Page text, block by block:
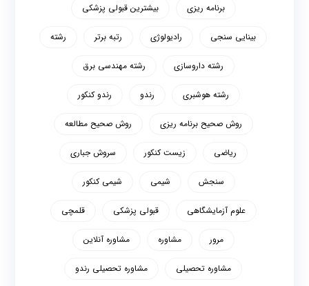
برنامه ریزی بیشترین قبولی پزشکی
بینایی سنجی رادیولوژی رتبه برتر رشته
رشته داروسازی رشته مهندسی برق
رشته هوشبری رندو رندو کنکور
روش صحیح برنامه ریزی روش صحیح مطالعه
ریاضی زیست کنکور سروش جباری
سنجش شیمی شیمی کنکور
علوم آزمایشگاهی قبولی پزشکی قلمچی
مرور مشاوره مشاوره آنلاین
مشاوره تحصیلی مشاوره تحصیلی رندو